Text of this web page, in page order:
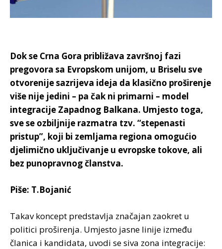
Dok se Crna Gora približava završnoj fazi
pregovora sa Evropskom unijom, u Briselu sve
otvorenije sazrijeva ideja da klasično proširenje
više nije jedini – pa čak ni primarni – model
integracije Zapadnog Balkana. Umjesto toga,
sve se ozbiljnije razmatra tzv. “stepenasti
pristup”, koji bi zemljama regiona omogućio
djelimično uključivanje u evropske tokove, ali
bez punopravnog članstva.
Piše: T.Bojanić
Takav koncept predstavlja značajan zaokret u
politici proširenja. Umjesto jasne linije između
članica i kandidata, uvodi se siva zona integracije: